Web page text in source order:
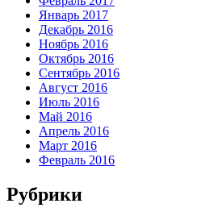
Январь 2017
Декабрь 2016
Ноябрь 2016
Октябрь 2016
Сентябрь 2016
Август 2016
Июль 2016
Май 2016
Апрель 2016
Март 2016
Февраль 2016
Рубрики